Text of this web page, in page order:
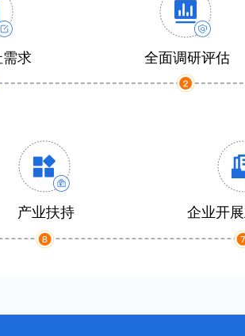
求 全面调研评估
产业扶持 企业开